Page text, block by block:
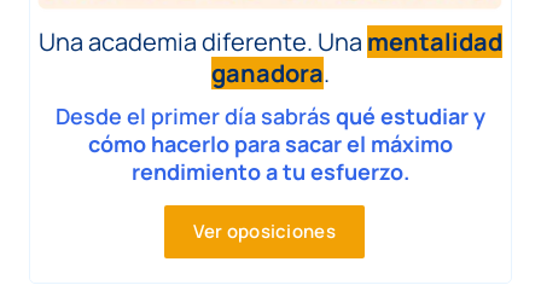
Una academia diferente. Una mentalidad
ganadora.
Desde el primer día sabrás qué estudiar y
cómo hacerlo para sacar el máximo
rendimiento a tu esfuerzo.
Ver oposiciones